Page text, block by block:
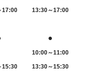
使用サイトの利用規約等により
17:00 13:30～17:00
15:30
●
10:00～11:00
13:30～15:30